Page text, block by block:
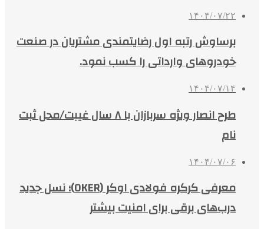
۱۴۰۴/۰۷/۲۲
برساوش رتبه اول رضایتمندی مشتریان در صنعت
خودروهای وارداتی را کسب نمود.
۱۴۰۴/۰۷/۱۴
طرح انصار ویژه سربازان با ۸ سال غیبت/محل ثبت
نام
۱۴۰۴/۰۷/۰۶
معرفی کرکره فولادی اوکر (OKER)؛ نسل جدید
درب‌های برقی برای امنیت بیشتر